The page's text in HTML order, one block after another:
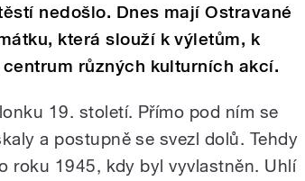
nedošlo. Dnes mají Ostravané
která slouží k výletům, k
různých kulturních akcí.
19. století. Přímo pod ním se
a postupně se svezl dolů. Tehdy
roku 1945, kdy byl vyvlastněn. Uhlí